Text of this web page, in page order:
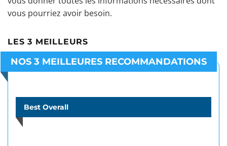
vous pourriez avoir besoin.
LES 3 MEILLEURS
NOS 3 MEILLEURES RECOMMANDATIONS
Best Overall